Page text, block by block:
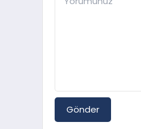
Gönder